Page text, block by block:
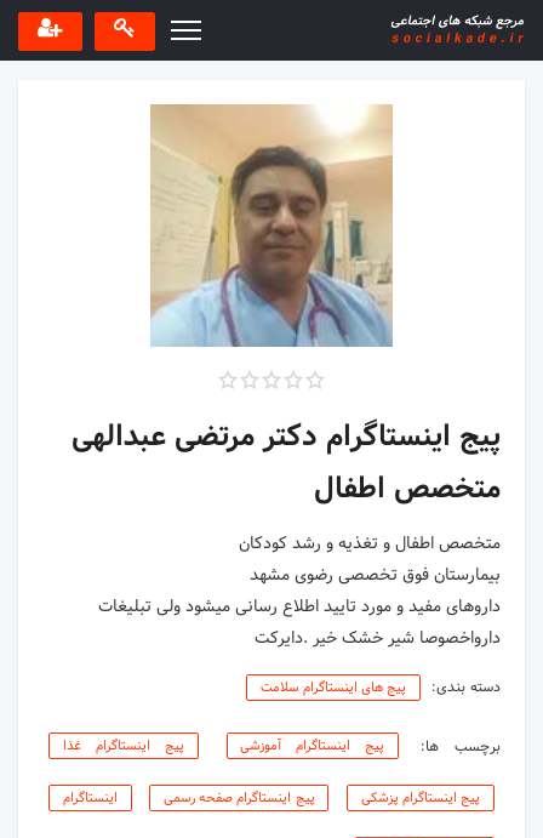
پیج اینستاگرام دکتر مرتضی عبدالهی
متخصص اطفال
داروهای مفید و مورد تایید اطلاع رسانی میشود ولی تبلیغات
دارواخصوصا شیر خشک خیر .دایرکت
دسته بندی: پیج های اینستاگرام سلامت
برچسب ها: پیج اینستاگرام آموزشی پیج اینستاگرام غذا
پیج اینستاگرام پزشکی پیج اینستاگرام صفحه رسمی اینستاگرام